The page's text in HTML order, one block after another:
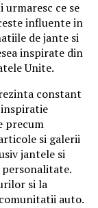
ce se
influente in
de jante si
inspirate din
Unite.
constant
precum
si galerii
jantele si
si la
auto.